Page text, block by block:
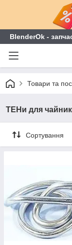
BlenderOk -
Товари та
ТЕНи для
Сортування